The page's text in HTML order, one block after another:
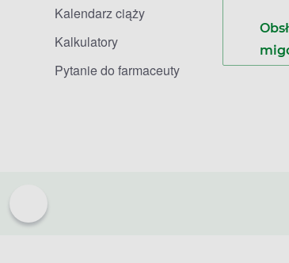
Kalendarz ciąży
Kalkulatory
Pytanie do farmaceuty